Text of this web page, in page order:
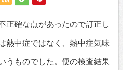
正確な点があったので訂正し
熱中症ではなく、熱中症気味
うものでした。便の検査結果